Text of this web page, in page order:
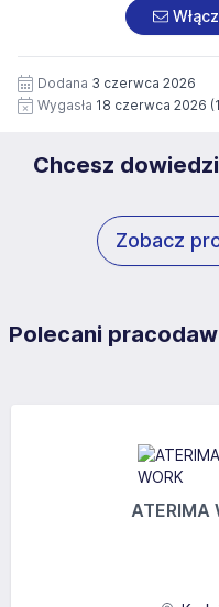
pod numerem 33 816 64
siedziby administratora.
https://
załączonych
wizerunku), na potrzeby
12 miesięcy. Zgoda jest
czasie wycofana.
Dodana 3 czerwca 2026
Wygasła 18 czerwca 2026
Chcesz
Zobacz
Polecani
ATERIMA